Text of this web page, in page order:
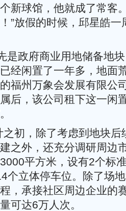
新球馆，他就成了常客
”放假的时候，邱星皓一
政府商业用地储备地块
经闲置了一年多，地面
福州万象会发展有限公
后，该公司租下这一闲
，除了考虑到地块后
之外，还充分调研周边
平方米，设有2个标
个立体停车位。除了场
，承接社区周边企业的
可达6万人次。